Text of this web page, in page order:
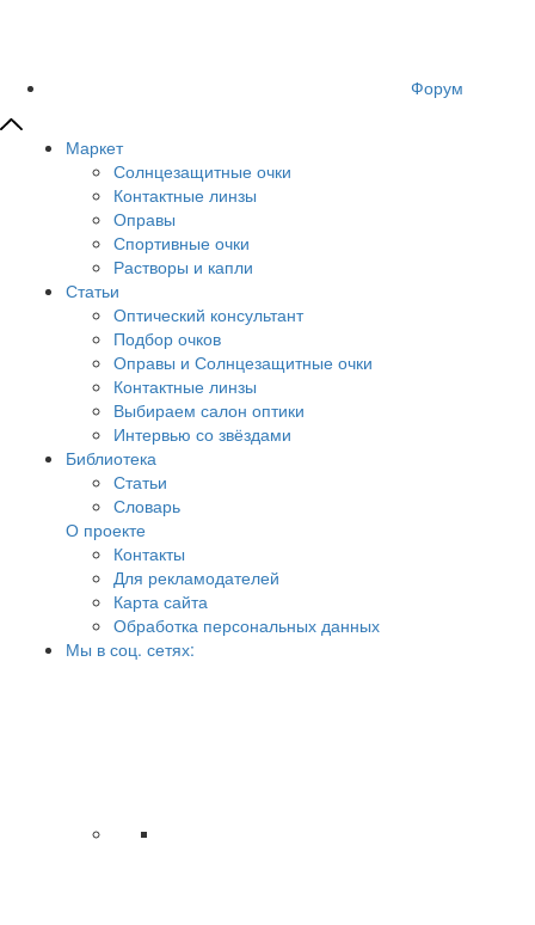
Форум
Маркет
Солнцезащитные очки
Контактные линзы
Оправы
Спортивные очки
Растворы и капли
Статьи
Оптический консультант
Подбор очков
Оправы и Солнцезащитные очки
Контактные линзы
Выбираем салон оптики
Интервью со звёздами
Библиотека
Статьи
Словарь
О проекте
Контакты
Для рекламодателей
Карта сайта
Обработка персональных данных
Мы в соц. сетях: